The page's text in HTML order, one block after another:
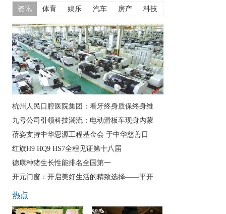
资讯 体育 娱乐 汽车 房产 科技
杭州人民口腔医院集团：看牙终身质保终身维
九号公司引领科技潮流：电动滑板车现身内蒙
蓓姿支持中华思源工程基金会 于中华慈善日
红旗H9 HQ9 HS7全程见证第十八届
德康种猪生长性能排名全国第一
开元门窗：开启美好生活的精致选择——平开
热点